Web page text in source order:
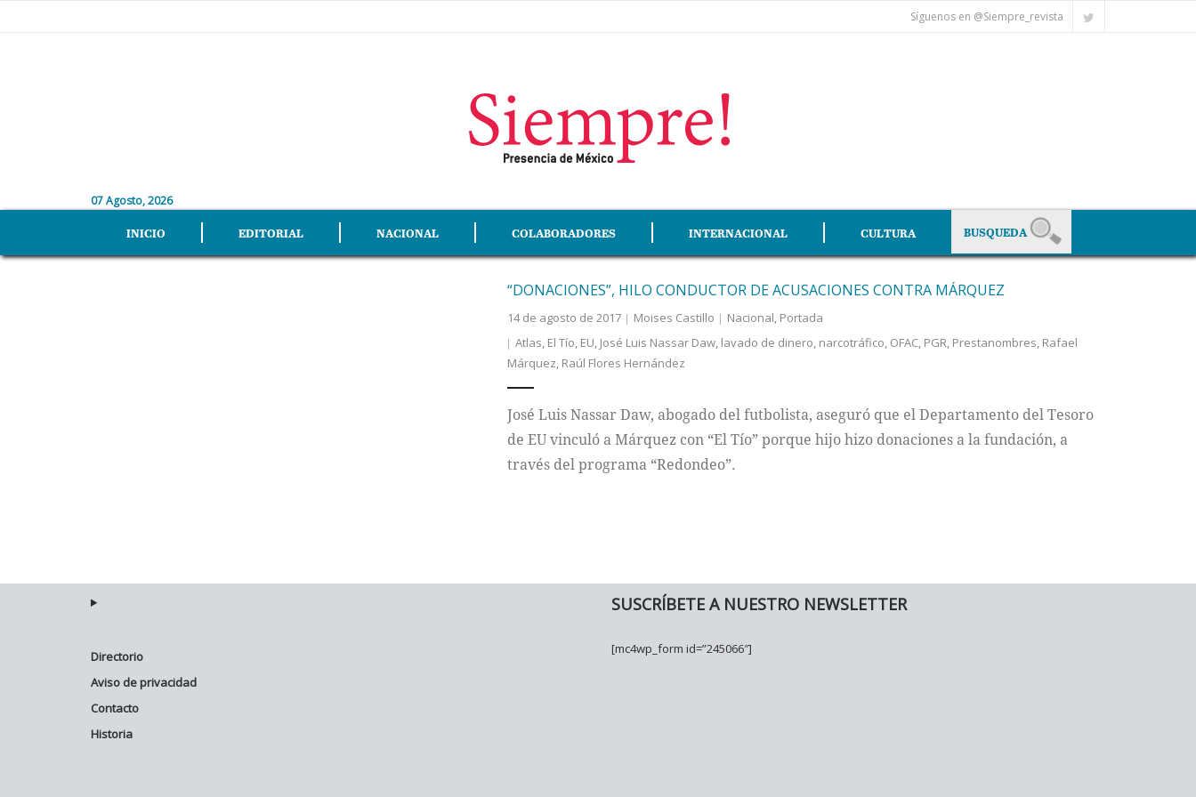
Síguenos en @Siempre_revista
07 Agosto, 2026
INICIO EDITORIAL NACIONAL COLABORADORES INTERNACIONAL CULTURA
“DONACIONES”, HILO CONDUCTOR DE ACUSACIONES CONTRA MÁRQUEZ
14 de agosto de 2017 Moises Castillo Nacional, Portada
Atlas, El Tío, EU, José Luis Nassar Daw, lavado de dinero, narcotráfico, OFAC, PGR, Prestanombres, Rafael
Márquez, Raúl Flores Hernández
José Luis Nassar Daw, abogado del futbolista, aseguró que el Departamento del Tesoro
de EU vinculó a Márquez con “El Tío” porque hijo hizo donaciones a la fundación, a
través del programa “Redondeo”.
Directorio
Aviso de privacidad
Contacto
Historia
SUSCRÍBETE A NUESTRO NEWSLETTER
[mc4wp_form id=”245066″]